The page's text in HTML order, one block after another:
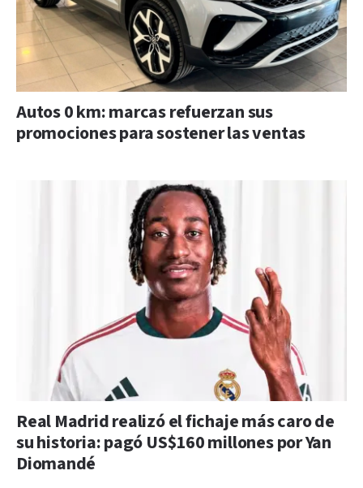
Autos 0 km: marcas refuerzan sus
promociones para sostener las ventas
Real Madrid realizó el fichaje más caro de
su historia: pagó US$160 millones por Yan
Diomandé